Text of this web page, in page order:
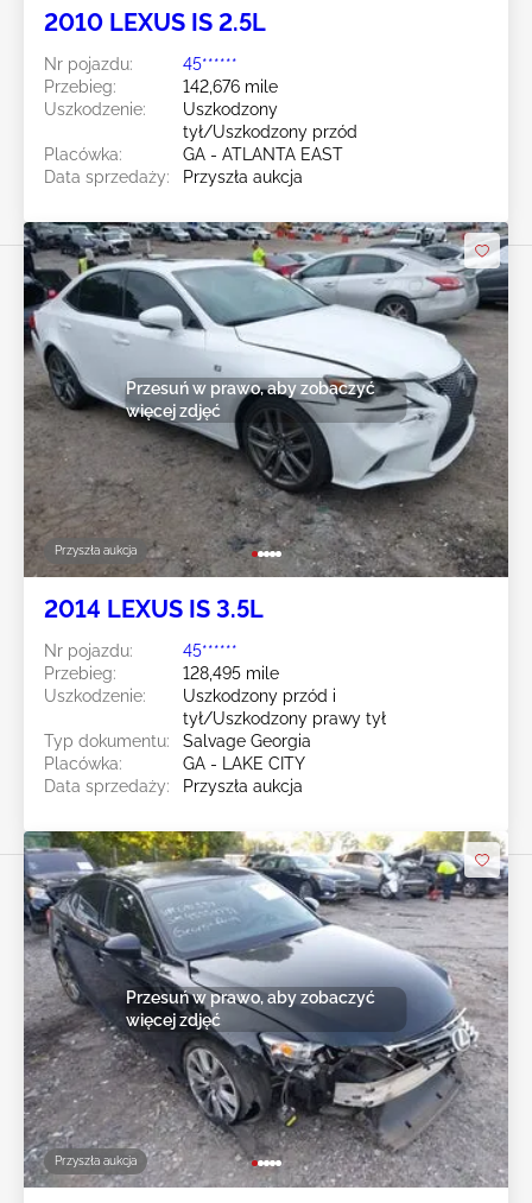
2010 LEXUS IS 2.5L
Nr pojazdu:
45******
Przebieg:
142,676 mile
Uszkodzenie:
Uszkodzony
tył/Uszkodzony przód
Placówka:
GA - ATLANTA EAST
Data sprzedaży:
Przyszła aukcja
Przyszła aukcja
Przesuń w prawo, aby zobaczyć
więcej zdjęć
2014 LEXUS IS 3.5L
Nr pojazdu:
45******
Przebieg:
128,495 mile
Uszkodzenie:
Uszkodzony przód i
tył/Uszkodzony prawy tył
Typ dokumentu:
Salvage Georgia
Placówka:
GA - LAKE CITY
Data sprzedaży:
Przyszła aukcja
Przyszła aukcja
Przesuń w prawo, aby zobaczyć
więcej zdjęć